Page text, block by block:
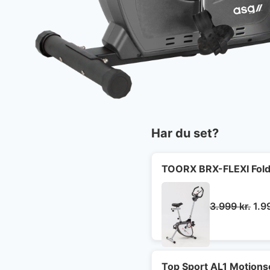
Har du set?
TOORX BRX-FLEXI
3.999kr.
Top Sport AL1